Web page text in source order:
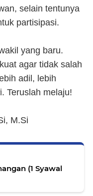
selain tentunya
partisipasi.
yang baru.
agar tidak salah
adil, lebih
Teruslah melaju!
M.Si
(1 Syawal